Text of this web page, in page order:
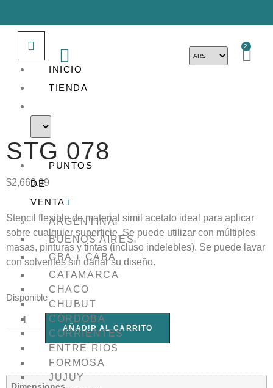
INICIO
TIENDA
PUNTOS
DE
VENTA
ARGENTINA
BUENOS AIRES
GBA + CABA
CATAMARCA
CHACO
CHUBUT
CÓRDOBA
CORRIENTES
ENTRE RÍOS
FORMOSA
JUJUY
2
STG 078
$2,669.99
Stencil flexible de material simil acetato ideal para aplicar
sobre cualquier superficie. Se puede utilizar con múltiples
masas, pinturas y tintas (incluso indelebles). Se puede lavar
con solventes sin dañar su diseño.
Disponible
AÑADIR AL CARRITO